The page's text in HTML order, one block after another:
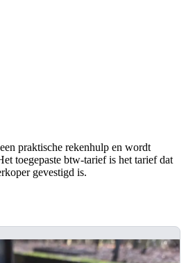
praktische rekenhulp en wordt
toegepaste btw-tarief is het tarief dat
gevestigd is.